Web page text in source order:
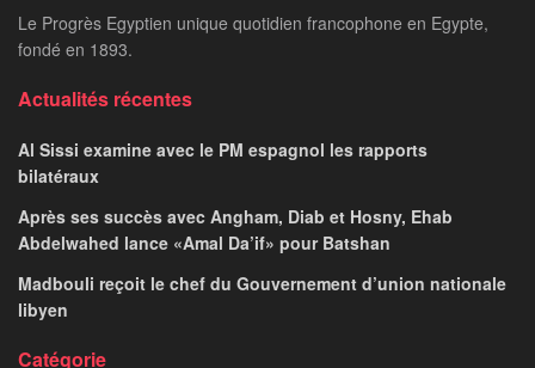
Le Progrès Egyptien unique quotidien francophone en Egypte,
fondé en 1893.
Actualités récentes
Al Sissi examine avec le PM espagnol les rapports
bilatéraux
Après ses succès avec Angham, Diab et Hosny, Ehab
Abdelwahed lance «Amal Da’if» pour Batshan
Madbouli reçoit le chef du Gouvernement d’union nationale
libyen
Catégorie